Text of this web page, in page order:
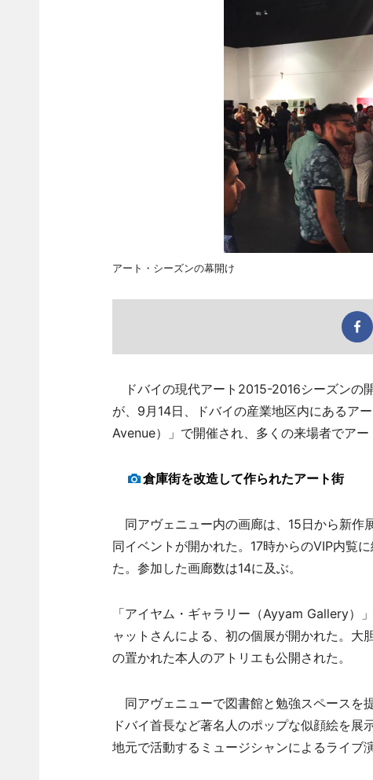
アート・シーズンの幕開け
ドバイの現代アート2015-2016シーズンの
が、9月14日、ドバイの産業地区内にあるア
Avenue）」で開催され、多くの来場者でアー
倉庫街を改造して作られたアート街
同アヴェニュー内の画廊は、15日から新作
同イベントが開かれた。17時からのVIP内覧
た。参加した画廊数は14に及ぶ。
「アイヤム・ギャラリー（Ayyam Gallery）
ャットさんによる、初の個展が開かれた。大
の置かれた本人のアトリエも公開された。
同アヴェニューで図書館と勉強スペースを
ドバイ首長など著名人のポップな似顔絵を展
地元で活動するミュージシャンによるライブ